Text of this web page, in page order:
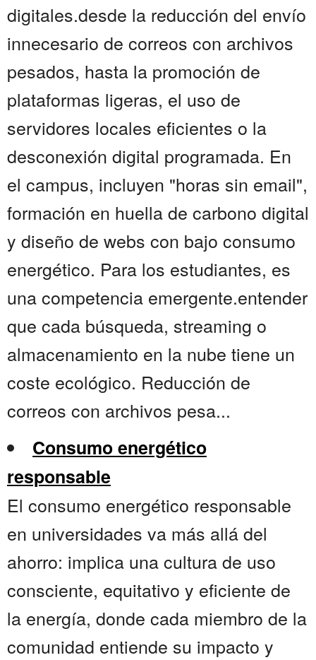
digitales.desde la reducción del envío
innecesario de correos con archivos
pesados, hasta la promoción de
plataformas ligeras, el uso de
servidores locales eficientes o la
desconexión digital programada. En
el campus, incluyen "horas sin email",
formación en huella de carbono digital
y diseño de webs con bajo consumo
energético. Para los estudiantes, es
una competencia emergente.entender
que cada búsqueda, streaming o
almacenamiento en la nube tiene un
coste ecológico. Reducción de
correos con archivos pesa...
Consumo energético
responsable
El consumo energético responsable
en universidades va más allá del
ahorro: implica una cultura de uso
consciente, equitativo y eficiente de
la energía, donde cada miembro de la
comunidad entiende su impacto y